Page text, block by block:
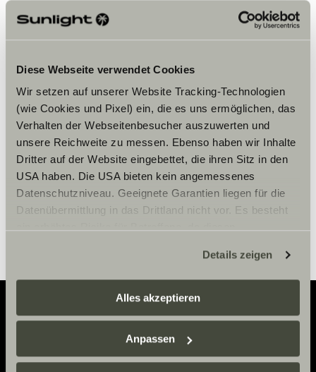
Diese Webseite verwendet Cookies
Wir setzen auf unserer Website Tracking-Technologien
(wie Cookies und Pixel) ein, die es uns ermöglichen, das
Verhalten der Webseitenbesucher auszuwerten und
unsere Reichweite zu messen. Ebenso haben wir Inhalte
Dritter auf der Website eingebettet, die ihren Sitz in den
USA haben. Die USA bieten kein angemessenes
Datenschutzniveau. Geeignete Garantien liegen für die
Datenübermittlung in das Drittland nicht vor. Es besteht
zustehen. Eingesetzte Dienstleister können Daten für
eigene Zwecke verarbeiten und mit anderen Daten
zusammenführen. Weitere Informationen finden Sie hier:
Datenschutzerklärung
einzelne Cookies/Dienste in den Einstellungen aus,
erteilen Sie uns Ihre Einwilligung zur Verarbeitung Ihrer
Details zeigen
Alles akzeptieren
Anpassen
Vänligen acceptera
marknadsföringscookies för att se
innehållet.
Cookie-inställningar
Adventure